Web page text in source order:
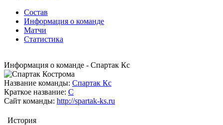
Состав
Информация о команде
Матчи
Статистика
Информация о команде - Спартак Кс
Название команды: Спартак Кс
Краткое название: С
Сайт команды: http://spartak-ks.ru
История